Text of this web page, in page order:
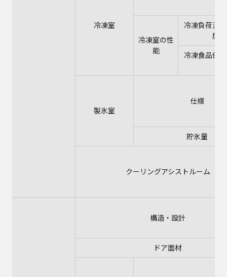
冷凍室
冷凍室の性
能
冷凍負荷温
度）
冷凍食品保
製氷室
仕様
貯氷量
クーリングアシストルーム
構造・設計
ドア面材